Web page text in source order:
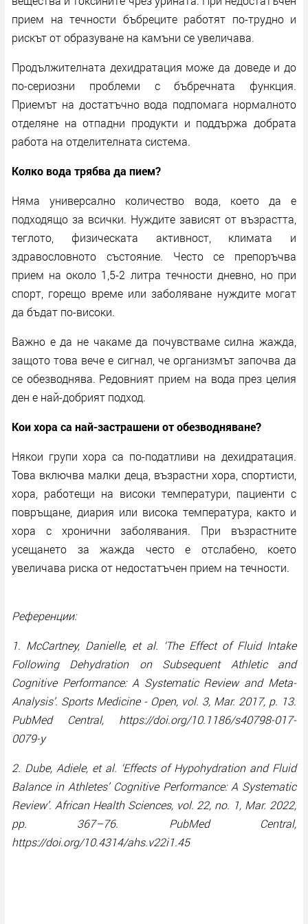
прием на течности бъбреците работят по-трудно и
рискът от образуване на камъни се увеличава.
Продължителната дехидратация може да доведе и до
по-сериозни проблеми с бъбречната функция.
Приемът на достатъчно вода подпомага нормалното
отделяне на отпадни продукти и поддържа добрата
работа на отделителната система.
Колко вода трябва да пием?
Няма универсално количество вода, което да е
подходящо за всички. Нуждите зависят от възрастта,
теглото, физическата активност, климата и
здравословното състояние. Често се препоръчва
прием на около 1,5-2 литра течности дневно, но при
спорт, горещо време или заболяване нуждите могат
да бъдат по-високи.
Важно е да не чакаме да почувстваме силна жажда,
защото това вече е сигнал, че организмът започва да
се обезводнява. Редовният прием на вода през целия
ден е най-добрият подход.
Кои хора са най-застрашени от обезводняване?
Някои групи хора са по-податливи на дехидратация.
Това включва малки деца, възрастни хора, спортисти,
хора, работещи на високи температури, пациенти с
повръщане, диария или висока температура, както и
хора с хронични заболявания. При възрастните
усещането за жажда често е отслабено, което
увеличава риска от недостатъчен прием на течности.
Референции:
1. McCartney, Danielle, et al. ‘The Effect of Fluid Intake
Following Dehydration on Subsequent Athletic and
Cognitive Performance: A Systematic Review and Meta-
Analysis’. Sports Medicine - Open, vol. 3, Mar. 2017, p. 13.
PubMed Central, https://doi.org/10.1186/s40798-017-
0079-y
2. Dube, Adiele, et al. ‘Effects of Hypohydration and Fluid
Balance in Athletes’ Cognitive Performance: A Systematic
Review’. African Health Sciences, vol. 22, no. 1, Mar. 2022,
pp. 367–76. PubMed Central,
https://doi.org/10.4314/ahs.v22i1.45